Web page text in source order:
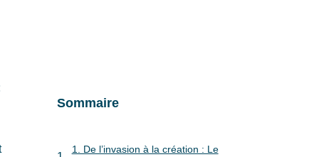
Sommaire
1. De l’invasion à la création : Le